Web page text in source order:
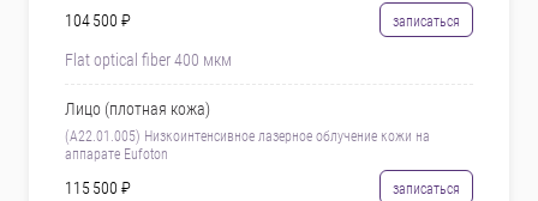
104 500 ₽ записаться
Flat optical fiber 400 мкм
Лицо (плотная кожа)
(A22.01.005) Низкоинтенсивное лазерное облучение кожи на
аппарате Eufoton
115 500 ₽ записаться